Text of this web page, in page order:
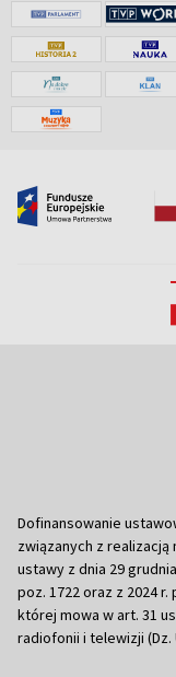
Dofinansowanie
związanych z
ustawy z dnia 29
poz. 1722 oraz z 2024
której mowa w art. 31
radiofonii i telewizji (Dz.